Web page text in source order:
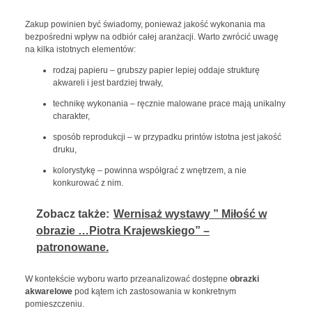
Zakup powinien być świadomy, ponieważ jakość wykonania ma
bezpośredni wpływ na odbiór całej aranżacji. Warto zwrócić uwagę
na kilka istotnych elementów:
rodzaj papieru – grubszy papier lepiej oddaje strukturę
akwareli i jest bardziej trwały,
technikę wykonania – ręcznie malowane prace mają unikalny
charakter,
sposób reprodukcji – w przypadku printów istotna jest jakość
druku,
kolorystykę – powinna współgrać z wnętrzem, a nie
konkurować z nim.
Zobacz także: Wernisaż wystawy ” Miłość w
obrazie …Piotra Krajewskiego” –
patronowane.
W kontekście wyboru warto przeanalizować dostępne obrazki
akwarelowepod kątem ich zastosowania w konkretnym
pomieszczeniu.